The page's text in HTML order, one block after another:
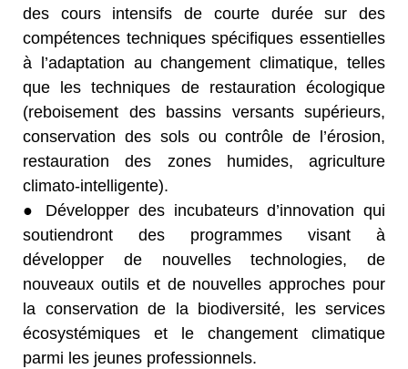
des cours intensifs de courte durée sur des
compétences techniques spécifiques essentielles
à l’adaptation au changement climatique, telles
que les techniques de restauration écologique
(reboisement des bassins versants supérieurs,
conservation des sols ou contrôle de l’érosion,
restauration des zones humides, agriculture
climato-intelligente).
● Développer des incubateurs d’innovation qui
soutiendront des programmes visant à
développer de nouvelles technologies, de
nouveaux outils et de nouvelles approches pour
la conservation de la biodiversité, les services
écosystémiques et le changement climatique
parmi les jeunes professionnels.